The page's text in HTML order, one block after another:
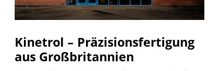
Kinetrol – Präzisionsfertigung
aus Großbritannien